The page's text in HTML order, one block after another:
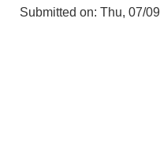
Submitted on: Thu, 07/